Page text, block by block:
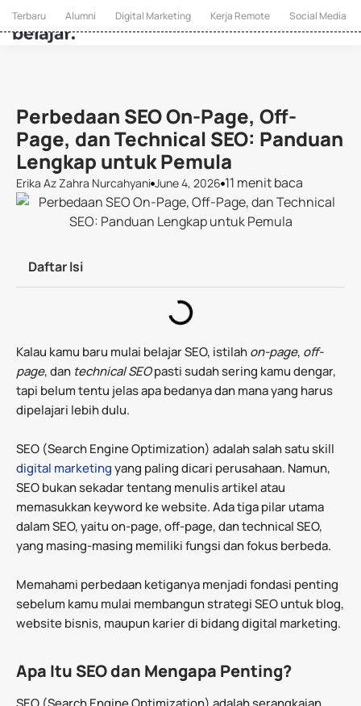
Terbaru Alumni Digital Marketing Kerja Remote Social Media
Perbedaan SEO On-Page, Off-
Page, dan Technical SEO: Panduan
Lengkap untuk Pemula
Erika Az Zahra Nurcahyani June 4, 2026 11 menit baca
Daftar Isi
Kalau kamu baru mulai belajar SEO, istilahon-page, off-
page, dan technical SEOpasti sudah sering kamu dengar,
tapi belum tentu jelas apa bedanya dan mana yang harus
dipelajari lebih dulu.
SEO (Search Engine Optimization) adalah salah satu skill
digital marketingyang paling dicari perusahaan. Namun,
SEO bukan sekadar tentang menulis artikel atau
memasukkan keyword ke website. Ada tiga pilar utama
dalam SEO, yaitu on-page, off-page, dan technical SEO,
yang masing-masing memiliki fungsi dan fokus berbeda.
Memahami perbedaan ketiganya menjadi fondasi penting
sebelum kamu mulai membangun strategi SEO untuk blog,
website bisnis, maupun karier di bidang digital marketing.
Apa Itu SEO dan Mengapa Penting?